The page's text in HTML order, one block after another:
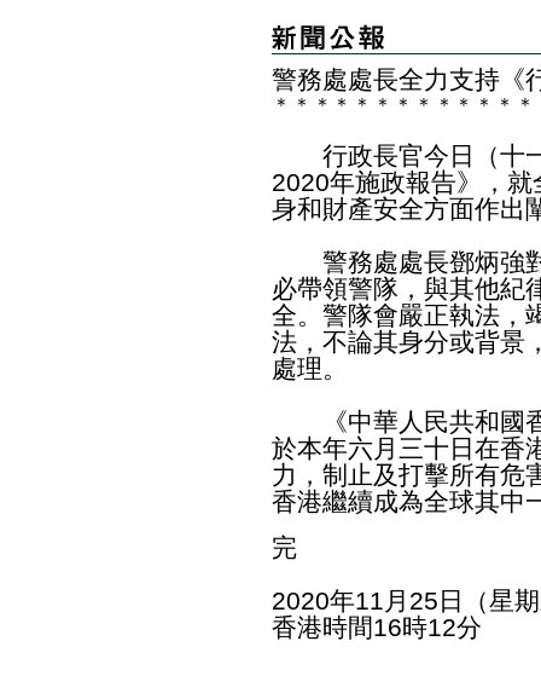
警務處處長全力支持《
＊ ＊ ＊ ＊ ＊ ＊ ＊ ＊ ＊ ＊ ＊ ＊ ＊
行政長官今日（十一
2020年施政報告》，
身和財產安全方面作出
警務處處長鄧炳強對
必帶領警隊，與其他紀
全。警隊會嚴正執法，
法，不論其身分或背景
處理。
《中華人民共和國香
於本年六月三十日在香
力，制止及打擊所有危
香港繼續成為全球其中
完
2020年11月25日（星
香港時間16時12分